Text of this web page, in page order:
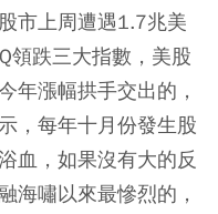
市上周遭遇1.7兆美
領跌三大指數， 美股
年漲幅拱手交出的，
，每年十月份發生股
血，如果沒有大的反
海嘯以來最慘烈的，